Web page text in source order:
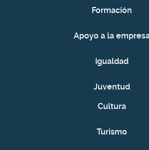
Formación
Apoyo a la
Igualdad
Juventud
Cultura
Turismo